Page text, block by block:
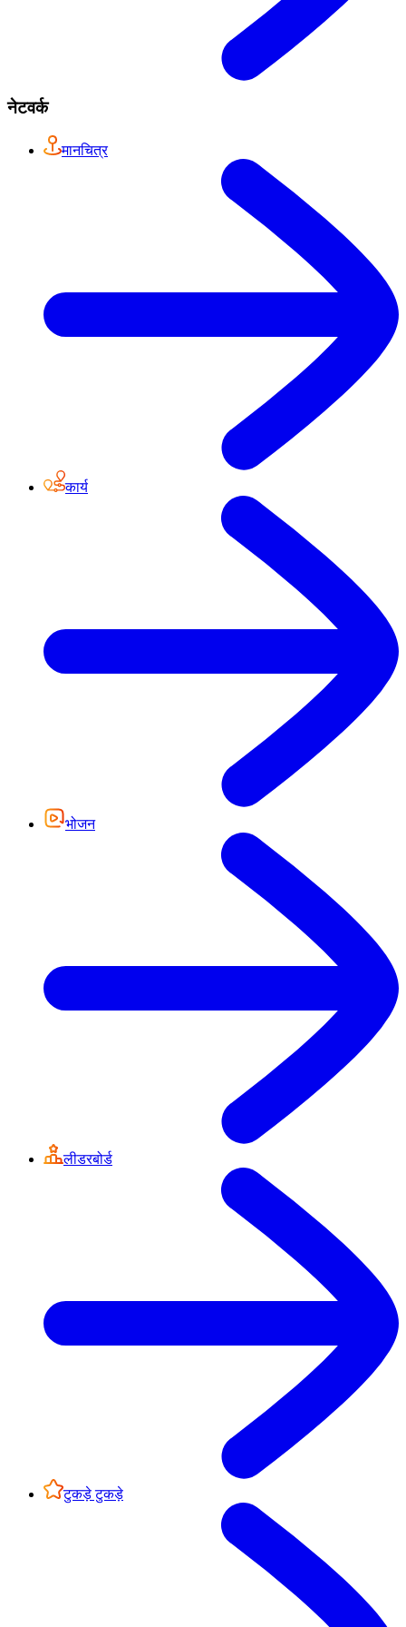
नेटवर्क
मानचित्र
कार्य
भोजन
लीडरबोर्ड
टुकड़े टुकड़े